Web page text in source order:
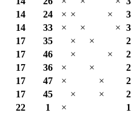
14
24 × × × 3
14
33 × × × 3
17
35 × × 2
17
46 × × 2
17
36 × × 2
17
47 × × 2
17
45 × × 2
22
1 × 1